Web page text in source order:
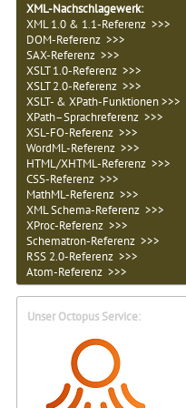
XML-Nachschlagewerk:
XML 1.0 & 1.1-Referenz >>>
DOM-Referenz >>>
SAX-Referenz >>>
XSLT 1.0-Referenz >>>
XSLT 2.0-Referenz >>>
XSLT- & XPath-Funktionen >>>
XPath–Sprachreferenz >>>
XSL-FO-Referenz >>>
WordML-Referenz >>>
HTML/XHTML-Referenz >>>
CSS-Referenz >>>
MathML-Referenz >>>
XML Schema-Referenz >>>
XProc-Referenz >>>
Schematron-Referenz >>>
RSS 2.0-Referenz >>>
Atom-Referenz >>>
Unser Octopus Service: